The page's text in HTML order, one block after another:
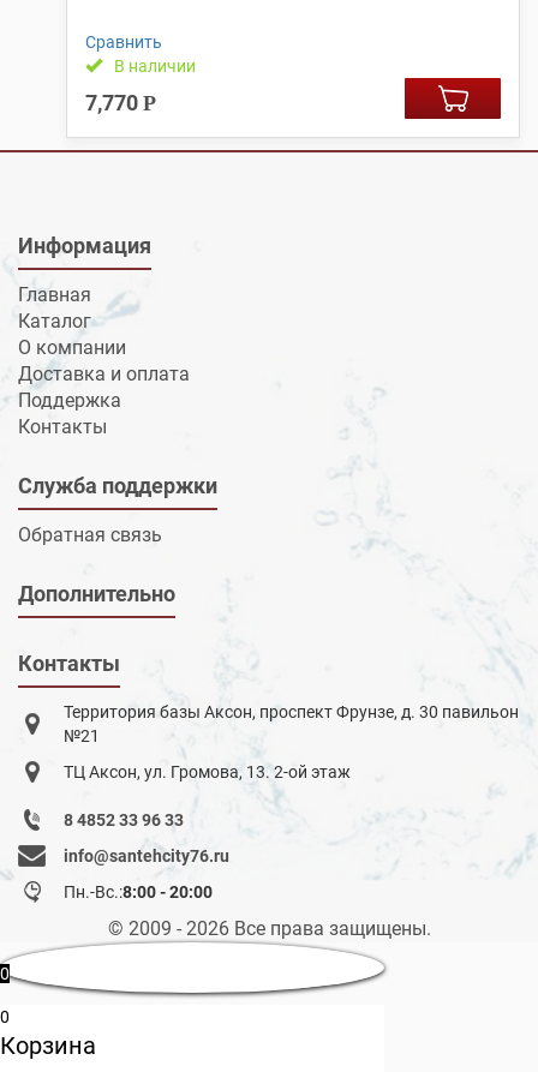
Сравнить
В наличии
7,770 Р
Информация
Главная
Каталог
О компании
Доставка и оплата
Поддержка
Контакты
Служба поддержки
Обратная связь
Дополнительно
Контакты
Территория базы Аксон, проспект Фрунзе, д. 30 павильон
№21
ТЦ Аксон, ул. Громова, 13. 2-ой этаж
8 4852 33 96 33
info@santehcity76.ru
Пн.-Вс.:8:00 - 20:00
© 2009 - 2026 Все права защищены.
0
0
Корзина